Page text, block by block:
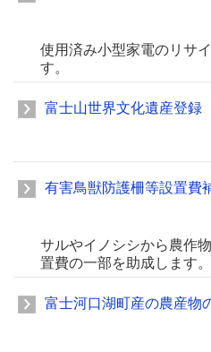
使用済み小型家電のリサ
す。
富士山世界文化遺産登録
有害鳥獣防護柵等設置費
サルやイノシシから農作
置費の一部を助成します。
富士河口湖町産の農産物